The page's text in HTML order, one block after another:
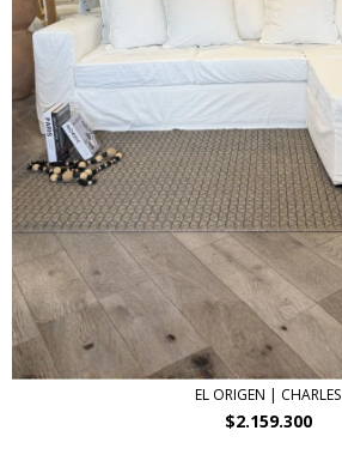
EL ORIGEN | CHARLES
$2.159.300